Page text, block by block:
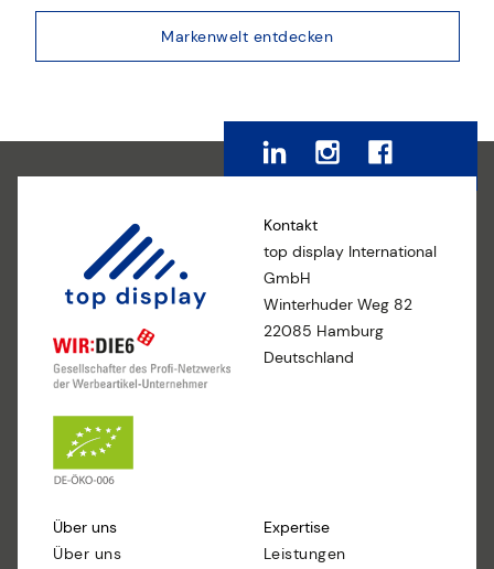
Markenwelt entdecken
Kontakt
top display International
GmbH
Winterhuder Weg 82
22085 Hamburg
Deutschland
Über uns
Über uns
Expertise
Leistungen